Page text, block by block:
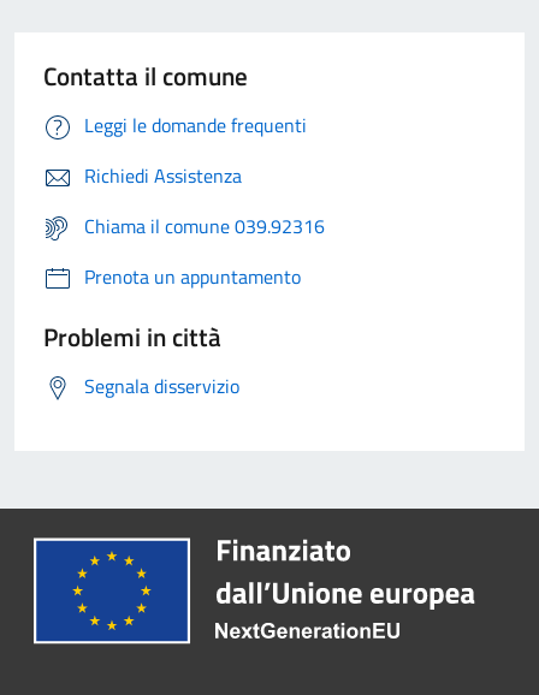
Contatta il comune
Leggi le domande frequenti
Richiedi Assistenza
Chiama il comune 039.92316
Prenota un appuntamento
Problemi in città
Segnala disservizio